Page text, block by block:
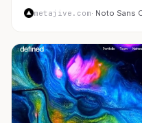
metajive.com· Noto Sans